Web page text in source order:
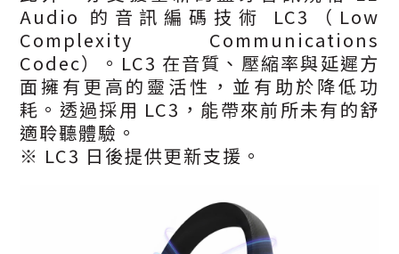
Audio 的音訊編碼技術 LC3（Low
Complexity Communications
Codec）。LC3 在音質、壓縮率與延遲方
面擁有更高的靈活性，並有助於降低功
耗。透過採用 LC3，能帶來前所未有的舒
適聆聽體驗。
※ LC3 日後提供更新支援。